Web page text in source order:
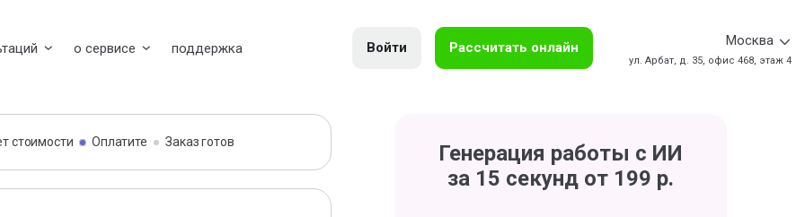
о сервисе поддержка Войти Рассчитать онлайн Москва
ул. Арбат, д. 35, офис 468, этаж 4
стоимости Оплатите Заказ готов
Генерация работы с ИИ
за 15 секунд от 199 р.